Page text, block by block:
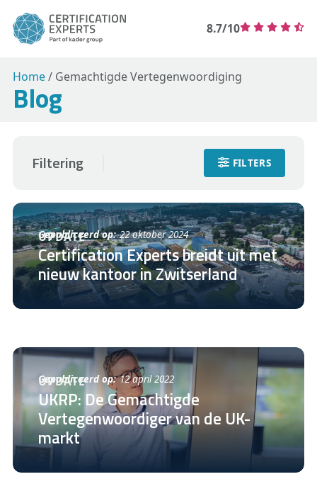
8.7/10
Home/ Gemachtigde Vertegenwoordiging
Blog
Filtering FILTERS
Gepubliceerd op: 22 oktober 2024
UPDATE
Certification Experts breidt uit met
nieuw kantoor in Zwitserland
Gepubliceerd op: 12 april 2022
UPDATE
UKRP: De Gemachtigde
Vertegenwoordiger van de UK-
markt